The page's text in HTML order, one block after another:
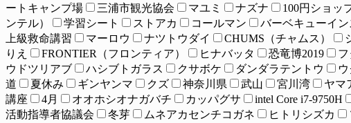
ートキャンプ場
三浦市観光協会 マユミ ナズナ 100円ショッ
ンテル）
学習シート ストアカ コールマン バーベキューイ
上級救命講習
マーロウ ナツトウダイ CHUMS（チャムス）
りえ
FRONTIER（フロンティア） ヒナバッタ 恐竜博2019
ウドツリアブ
ハシブトガラス クサボケ ダンダラテントウ
道
夏休み ギンヤンマ クズ 神奈川県 武山 宮川湾 ヤマ
講座
4月 オオホシオナガバチ カッパグサ intel Core i7-9750H
活動指導者協議会
冬芽 ムネアカセンチコガネ ヒトリシズカ